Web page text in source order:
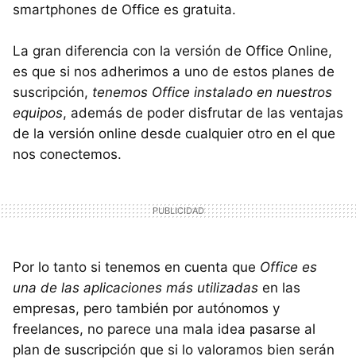
smartphones de Office es gratuita.
La gran diferencia con la versión de Office Online,
es que si nos adherimos a uno de estos planes de
suscripción, tenemos Office instalado en nuestros
equipos, además de poder disfrutar de las ventajas
de la versión online desde cualquier otro en el que
nos conectemos.
Por lo tanto si tenemos en cuenta que Office es
una de las aplicaciones más utilizadas en las
empresas, pero también por autónomos y
freelances, no parece una mala idea pasarse al
plan de suscripción que si lo valoramos bien serán